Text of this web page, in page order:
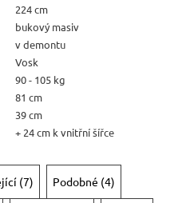
224 cm
bukový masiv
v demontu
Vosk
90 - 105 kg
81 cm
39 cm
+ 24 cm k vnitřní šířce
(7) Podobné (4)